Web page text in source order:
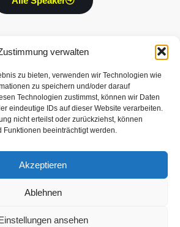
verwalten
zu bieten, verwenden wir Technologien wie
zu speichern und/oder darauf
Technologien zustimmst, können wir Daten
eindeutige IDs auf dieser Website verarbeiten.
nicht erteilst oder zurückziehst, können
Funktionen beeinträchtigt werden.
Akzeptieren
Ablehnen
ansehen
Über BFS
Home
Story
Speaker 2026
Speaker 2025
Partner
Informationen
FAQ
Tickets
Anfahrt
Impressum
Datenschutz
AGB